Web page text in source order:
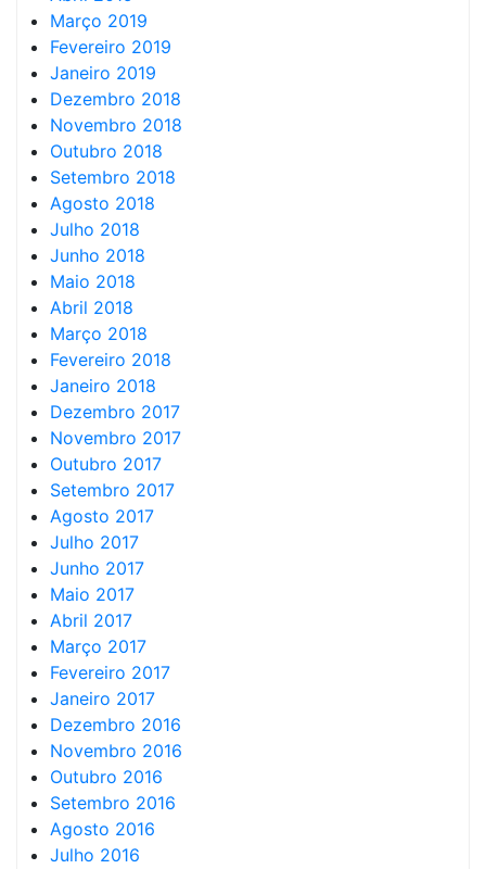
Março 2019
Fevereiro 2019
Janeiro 2019
Dezembro 2018
Novembro 2018
Outubro 2018
Setembro 2018
Agosto 2018
Julho 2018
Junho 2018
Maio 2018
Abril 2018
Março 2018
Fevereiro 2018
Janeiro 2018
Dezembro 2017
Novembro 2017
Outubro 2017
Setembro 2017
Agosto 2017
Julho 2017
Junho 2017
Maio 2017
Abril 2017
Março 2017
Fevereiro 2017
Janeiro 2017
Dezembro 2016
Novembro 2016
Outubro 2016
Setembro 2016
Agosto 2016
Julho 2016